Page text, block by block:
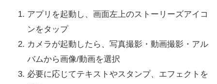
アプリを起動し、画面左上のストーリーズアイコ
ンをタップ
カメラが起動したら、写真撮影・動画撮影・アル
バムから画像/動画を選択
必要に応じてテキストやスタンプ、エフェクトを